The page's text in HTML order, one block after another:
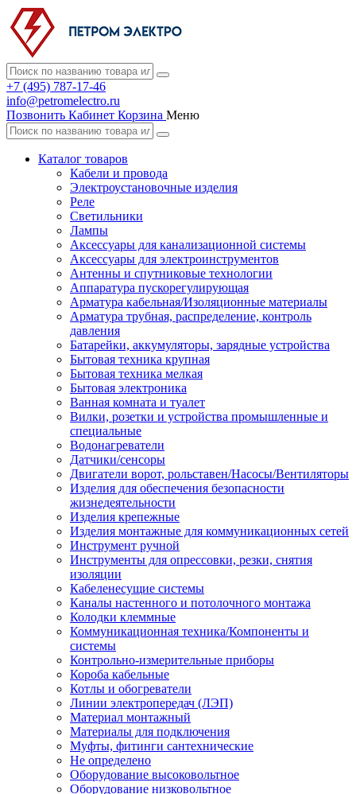
+7 (495) 787-17-46
info@petromelectro.ru
Позвонить Кабинет Корзина Меню
Каталог товаров
Кабели и провода
Электроустановочные изделия
Реле
Светильники
Лампы
Аксессуары для канализационной системы
Аксессуары для электроинструментов
Антенны и спутниковые технологии
Аппаратура пускорегулирующая
Арматура кабельная/Изоляционные материалы
Арматура трубная, распределение, контроль
давления
Батарейки, аккумуляторы, зарядные устройства
Бытовая техника крупная
Бытовая техника мелкая
Бытовая электроника
Ванная комната и туалет
Вилки, розетки и устройства промышленные и
специальные
Водонагреватели
Датчики/сенсоры
Двигатели ворот, рольставен/Насосы/Вентиляторы
Изделия для обеспечения безопасности
жизнедеятельности
Изделия крепежные
Изделия монтажные для коммуникационных сетей
Инструмент ручной
Инструменты для опрессовки, резки, снятия
изоляции
Кабеленесущие системы
Каналы настенного и потолочного монтажа
Колодки клеммные
Коммуникационная техника/Компоненты и
системы
Контрольно-измерительные приборы
Короба кабельные
Котлы и обогреватели
Линии электропередач (ЛЭП)
Материал монтажный
Материалы для подключения
Муфты, фитинги сантехнические
Не определено
Оборудование высоковольтное
Оборудование низковольтное